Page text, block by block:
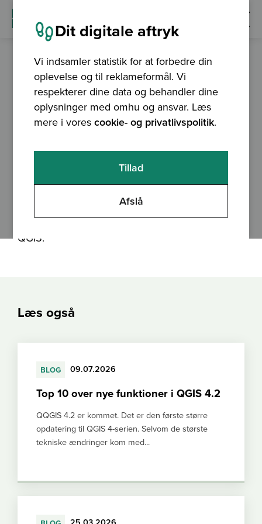
Dit digitale aftryk
Vi indsamler statistik for at forbedre din
oplevelse og til reklameformål. Vi
respekterer dine data og behandler dine
oplysninger med omhu og ansvar. Læs
mere i vorescookie- og privatlivspolitik.
Afslå
Tillad
nyhed 03.11.2016
Bronze sponsor for
Septima er bronzesponsor for QGIS
Septima vil gerne støtte den fortsatte udvikling af
QGIS, derfor er Septima nu bronzesponsor for
QGIS.
Læs også
blog 09.07.2026
Top 10 over nye funktioner i QGIS 4.2
QQGIS 4.2 er kommet. Det er den første større
opdatering til QGIS 4-serien. Selvom de største
tekniske ændringer kom med...